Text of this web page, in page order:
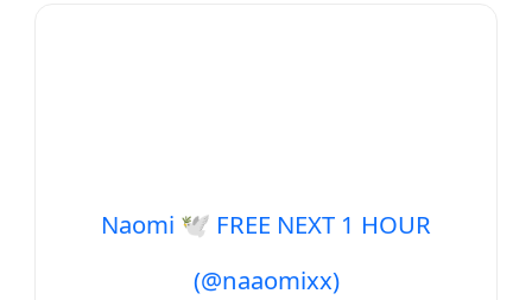
Naomi 🕊️ FREE NEXT 1 HOUR
(@naaomixx)